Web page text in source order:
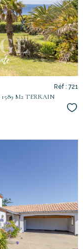
1589 M2 TERRAIN
Réf : 721